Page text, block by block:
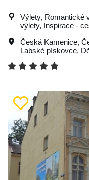
Výlety, Romantické
výlety, Inspirace -
Česká Kamenice,
Labské pískovce,